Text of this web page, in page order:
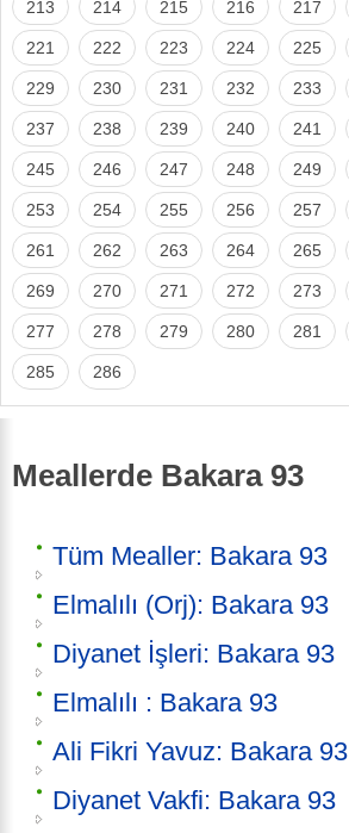
213 214 215 216 217
221 222 223 224 225
229 230 231 232 233
237 238 239 240 241
245 246 247 248 249
253 254 255 256 257
261 262 263 264 265
269 270 271 272 273
277 278 279 280 281
285 286
Meallerde Bakara 93
Tüm Mealler: Bakara 93
Elmalılı (Orj): Bakara 93
Diyanet İşleri: Bakara 93
Elmalılı : Bakara 93
Ali Fikri Yavuz: Bakara 93
Diyanet Vakfi: Bakara 93